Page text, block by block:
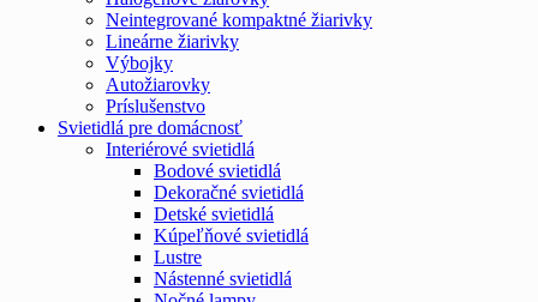
Neintegrované kompaktné žiarivky
Lineárne žiarivky
Výbojky
Autožiarovky
Príslušenstvo
Svietidlá pre domácnosť
Interiérové svietidlá
Bodové svietidlá
Dekoračné svietidlá
Detské svietidlá
Kúpeľňové svietidlá
Lustre
Nástenné svietidlá